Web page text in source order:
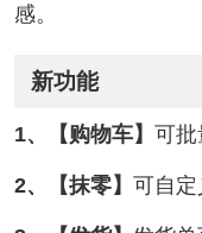
感。
新功能
1、【购物车】 可批
2、【抹零】 可自定